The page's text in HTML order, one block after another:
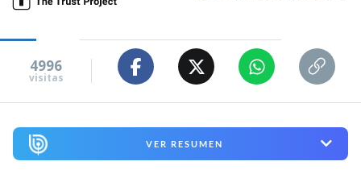
4996
visitas
VER RESUMEN